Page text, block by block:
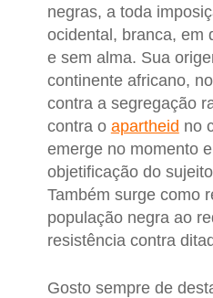
negras, a toda
ocidental, branca, em
e sem alma. Sua
continente africano,
contra a segregação
contra o apartheid no
emerge no momento
objetificação do
Também surge como
população negra ao
resistência contra
Gosto sempre de